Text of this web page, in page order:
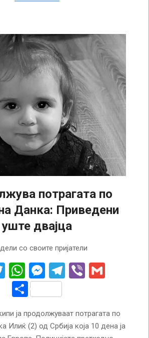
потрагата по
Данка: Приведени
уште двајца
со своите пријатели
Twitter
WhatsApp
Messenger
Telegram
Viber
Share
ја продолжуваат потрагата по
Илиќ (2) од Србија која 10 дена ја